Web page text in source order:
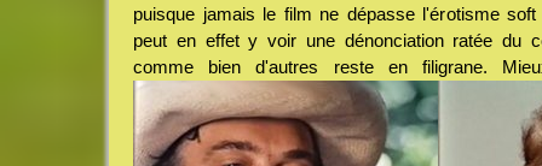
puisque jamais le film ne dépasse l'érotisme
peut en effet y voir une dénonciation ratée du
comme bien d'autres reste en filigrane.